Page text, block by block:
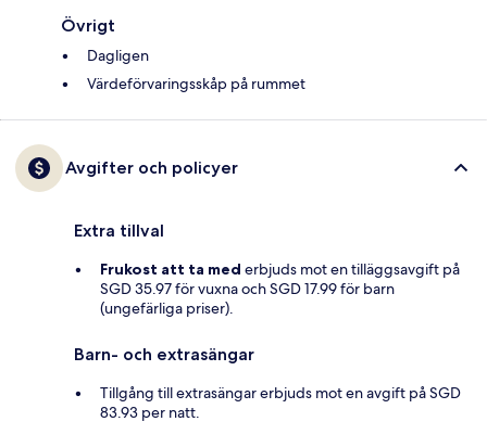
Övrigt
Dagligen
Värdeförvaringsskåp på rummet
Avgifter och policyer
Extra tillval
Frukost att ta med erbjuds mot en tilläggsavgift på
SGD 35.97 för vuxna och SGD 17.99 för barn
(ungefärliga priser).
Barn- och extrasängar
Tillgång till extrasängar erbjuds mot en avgift på SGD
83.93 per natt.